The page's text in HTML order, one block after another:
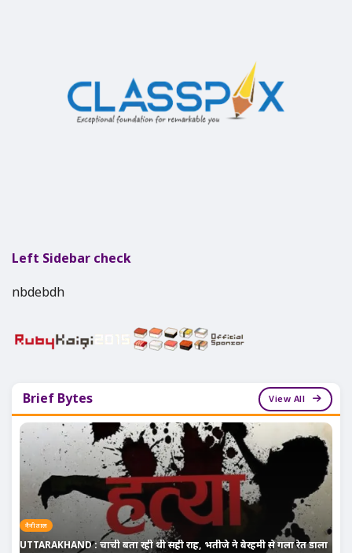
Left Sidebar check
nbdebdh
Brief Bytes View All
नैनीताल
UTTARAKHAND : चाची बता रही थी सही राह, भतीजे ने बेरहमी से गला रेत डाला